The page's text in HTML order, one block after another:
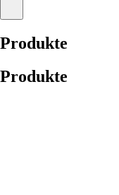
Produkte
Produkte